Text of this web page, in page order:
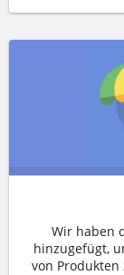
Wir haben
hinzugefügt,
von